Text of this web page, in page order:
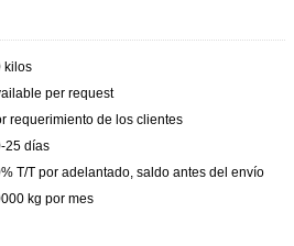
kilos
per request
requerimiento de los clientes
25 días
T/T por adelantado, saldo antes del envío
kg por mes